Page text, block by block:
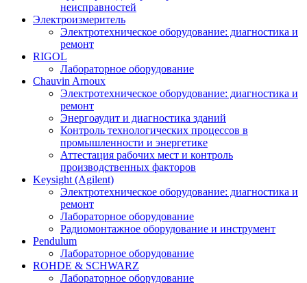
неисправностей
Электроизмеритель
Электротехническое оборудование: диагностика и
ремонт
RIGOL
Лабораторное оборудование
Chauvin Arnoux
Электротехническое оборудование: диагностика и
ремонт
Энергоаудит и диагностика зданий
Контроль технологических процессов в
промышленности и энергетике
Аттестация рабочих мест и контроль
производственных факторов
Keysight (Agilent)
Электротехническое оборудование: диагностика и
ремонт
Лабораторное оборудование
Радиомонтажное оборудование и инструмент
Pendulum
Лабораторное оборудование
ROHDE & SCHWARZ
Лабораторное оборудование